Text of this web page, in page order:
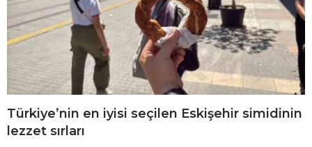
Türkiye’nin en iyisi seçilen Eskişehir simidinin
lezzet sırları